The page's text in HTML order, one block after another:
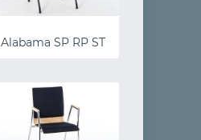
Alabama SP RP ST